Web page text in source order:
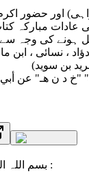
اور حضور اکرم
ہونے کی وجہ سے
، نسائی ، ابن
بن سوید)
"خ د ن هـ" عن
পরিচ্ছেদঃ بسم اللہ الرحمن الرحیم :